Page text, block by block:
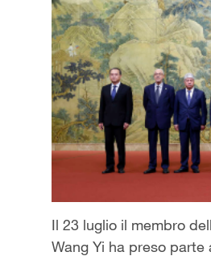
Il 23 luglio il membro
Wang Yi ha preso